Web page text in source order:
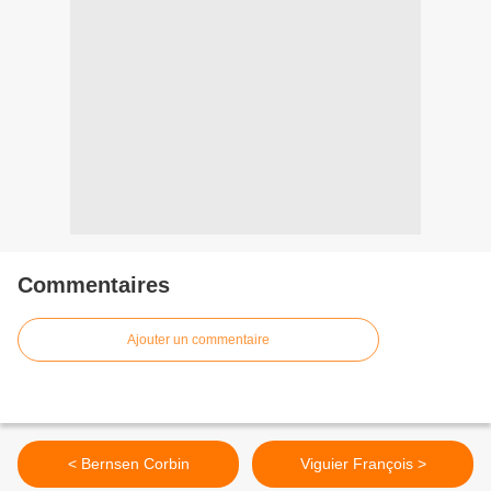
Commentaires
Ajouter un commentaire
< Bernsen Corbin Viguier François >